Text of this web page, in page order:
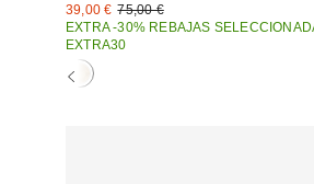
Precio
rebajado:
39,00 € Precio
original:
75,00 €
EXTRA -30% REBAJAS
EXTRA30